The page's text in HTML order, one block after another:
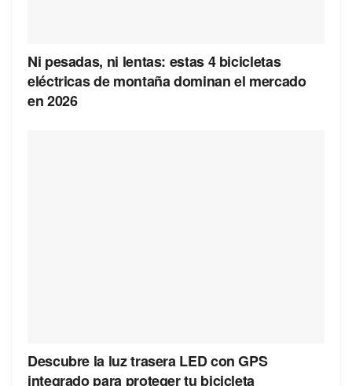
Ni pesadas, ni lentas: estas 4 bicicletas
eléctricas de montaña dominan el mercado
en 2026
Descubre la luz trasera LED con GPS
integrado para proteger tu bicicleta